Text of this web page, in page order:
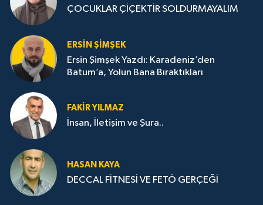
ÇOCUKLAR ÇİÇEKTİR SOLDURMAYALIM
ERSIN ŞIMŞEK
Ersin Şimşek Yazdı: Karadeniz’den
Batum’a, Yolun Bana Bıraktıkları
FAKIR YILMAZ
İnsan, İletişim ve Şura..
HASAN KAYA
DECCAL FİTNESİ VE FETÖ GERÇEĞİ